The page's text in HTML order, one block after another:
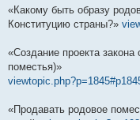
«Какому быть образу
Конституцию страны?»
«Создание проекта
поместья)»
«Продавать родовое